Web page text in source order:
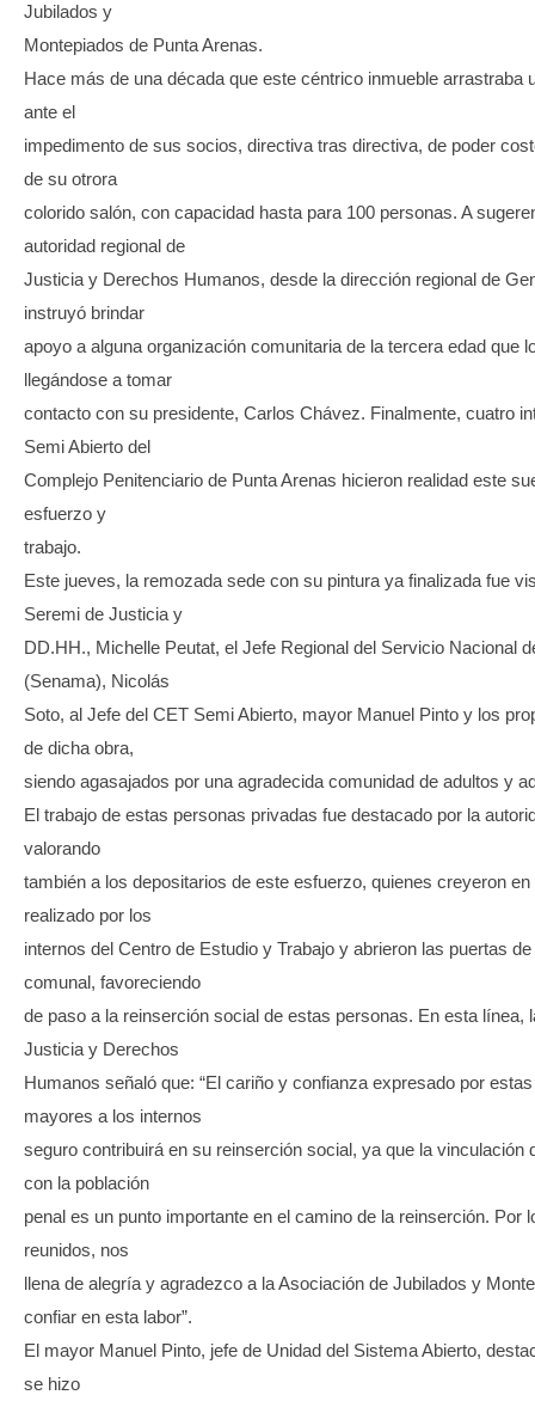
Jubilados y
Montepiados de Punta Arenas.
Hace más de una década que este céntrico inmueble arrastraba
ante el
impedimento de sus socios, directiva tras directiva, de poder
de su otrora
colorido salón, con capacidad hasta para 100 personas. A
autoridad regional de
Justicia y Derechos Humanos, desde la dirección regional de
instruyó brindar
apoyo a alguna organización comunitaria de la tercera edad que
llegándose a tomar
contacto con su presidente, Carlos Chávez. Finalmente, cuatro
Semi Abierto del
Complejo Penitenciario de Punta Arenas hicieron realidad este
esfuerzo y
trabajo.
Este jueves, la remozada sede con su pintura ya finalizada fue
Seremi de Justicia y
DD.HH., Michelle Peutat, el Jefe Regional del Servicio Nacional
(Senama), Nicolás
Soto, al Jefe del CET Semi Abierto, mayor Manuel Pinto y los
de dicha obra,
siendo agasajados por una agradecida comunidad de adultos y
El trabajo de estas personas privadas fue destacado por la
valorando
también a los depositarios de este esfuerzo, quienes creyeron en
realizado por los
internos del Centro de Estudio y Trabajo y abrieron las puertas
comunal, favoreciendo
de paso a la reinserción social de estas personas. En esta línea,
Justicia y Derechos
Humanos señaló que: “El cariño y confianza expresado por
mayores a los internos
seguro contribuirá en su reinserción social, ya que la vinculación
con la población
penal es un punto importante en el camino de la reinserción. Por
reunidos, nos
llena de alegría y agradezco a la Asociación de Jubilados y
confiar en esta labor”.
El mayor Manuel Pinto, jefe de Unidad del Sistema Abierto,
se hizo